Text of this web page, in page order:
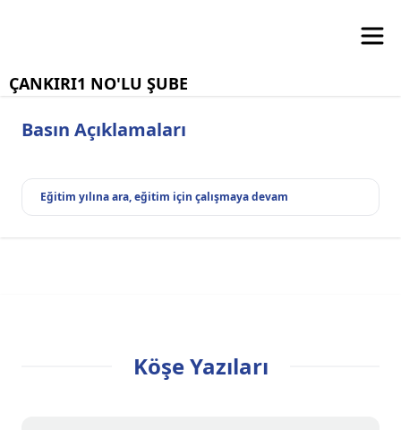
ÇANKIRI1 NO'LU ŞUBE
Basın Açıklamaları
Eğitim yılına ara, eğitim için çalışmaya devam
Köşe Yazıları